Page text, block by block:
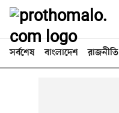
সর্বশেষ বাংলাদেশ রাজনীতি